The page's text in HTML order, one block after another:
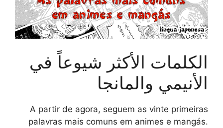
الكلمات الأكثر شيوعاً في
الأنيمي والمانجا
A partir de agora, seguem as vinte primeiras
palavras mais comuns em animes e mangás.